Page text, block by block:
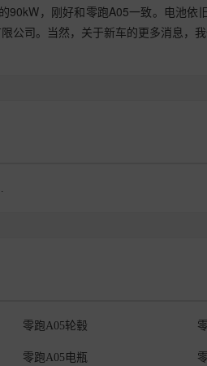
90kW，刚好和零跑A05一致。电池
公司。当然，关于新车的更多消息，我
为90kW
零跑A05轮毂
零跑A05电瓶